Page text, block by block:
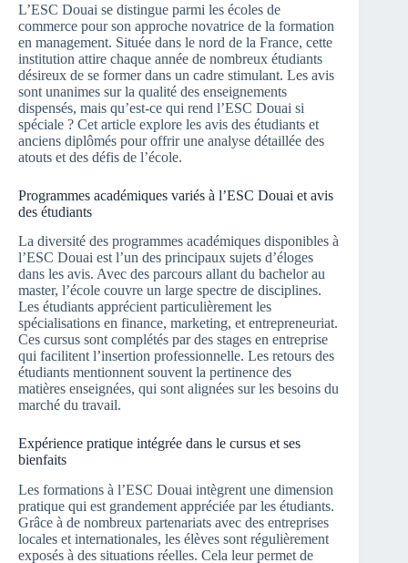
L’ESC Douai se distingue parmi les écoles de
commerce pour son approche novatrice de la formation
en management. Située dans le nord de la France, cette
institution attire chaque année de nombreux étudiants
désireux de se former dans un cadre stimulant. Les avis
sont unanimes sur la qualité des enseignements
dispensés, mais qu’est-ce qui rend l’ESC Douai si
spéciale ? Cet article explore les avis des étudiants et
anciens diplômés pour offrir une analyse détaillée des
atouts et des défis de l’école.
Programmes académiques variés à l’ESC Douai et avis
des étudiants
La diversité des programmes académiques disponibles à
l’ESC Douai est l’un des principaux sujets d’éloges
dans les avis. Avec des parcours allant du bachelor au
master, l’école couvre un large spectre de disciplines.
Les étudiants apprécient particulièrement les
spécialisations en finance, marketing, et entrepreneuriat.
Ces cursus sont complétés par des stages en entreprise
qui facilitent l’insertion professionnelle. Les retours des
étudiants mentionnent souvent la pertinence des
matières enseignées, qui sont alignées sur les besoins du
marché du travail.
Expérience pratique intégrée dans le cursus et ses
bienfaits
Les formations à l’ESC Douai intègrent une dimension
pratique qui est grandement appréciée par les étudiants.
Grâce à de nombreux partenariats avec des entreprises
locales et internationales, les élèves sont régulièrement
exposés à des situations réelles. Cela leur permet de